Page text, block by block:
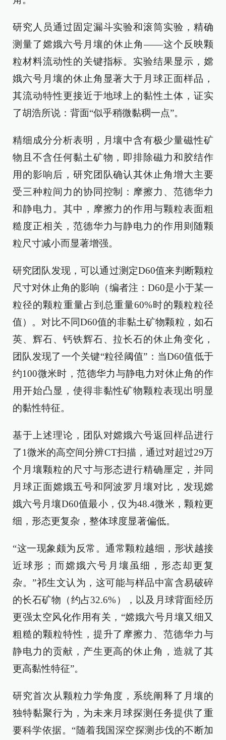
研究人员通过固定漏斗实验和滚筒实验，精确
测量了嫦娥六号月壤的休止角——这个反映颗
粒材料流动性的关键指标。实验结果显示，嫦
娥六号月壤的休止角显著大于月球正面样品，
其流动特性更接近于地球上的黏性土体，证实
了胡浩所说：背面“似乎稍微黏稠一点”。
精细成分分析表明，月壤中含有极少量磁性矿
物且不含任何黏土矿物，即排除磁力和胶结作
用的影响后，研究团队确认其休止角增大主要
受三种粒间力的协同控制：摩擦力、范德华力
和静电力。其中，摩擦力的作用与颗粒表面粗
糙度正相关，范德华力与静电力的作用则随颗
粒尺寸减小而显著增强。
研究团队发现，可以通过测定D60值来判断颗粒
尺寸对休止角的影响（编者注：D60是小于某一
粒径的颗粒重量占到总重量60%时的颗粒粒径
值）。对比不同D60值的非黏土矿物颗粒，如石
英、辉石、钙铁辉石、拉长石的休止角变化，
团队发现了一个关键“粒径阈值”：当D60值低于
约100微米时，范德华力与静电力对休止角的作
用开始凸显，使得非黏性矿物颗粒表现出明显
的黏性特征。
基于上述理论，团队对嫦娥六号返回样品进行
了1微米的高空间分辨CT扫描，通过对超过29万
个月壤颗粒的尺寸与形态进行精确厘定，并同
月球正面嫦娥五号和阿波罗月壤对比，发现嫦
娥六号月壤D60值最小，仅为48.4微米，颗粒更
细，形态更复杂，整体球度显著偏低。
“这一现象颇为反常。通常颗粒越细，形状越接
近球形；而嫦娥六号月壤虽细，形态却更复
杂。”祁生文认为，这可能与样品中富含易破碎
的长石矿物（约占32.6%），以及月球背面经历
更强太空风化作用有关，“嫦娥六号月壤又细又
粗糙的颗粒特性，提升了摩擦力、范德华力与
静电力的贡献，产生更高的休止角，造就了其
更高黏性特征”。
研究首次从颗粒力学角度，系统阐释了月壤的
独特黏聚行为，为未来月球探测任务提供了重
要科学依据。“随着我国深空探测步伐的不断加